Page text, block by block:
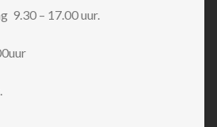
9.30 – 17.00 uur.